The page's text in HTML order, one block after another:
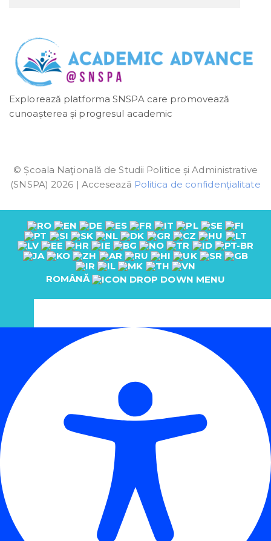
Explorează platforma SNSPA care promovează
cunoașterea și progresul academic
© Școala Naţională de Studii Politice și Administrative
(SNSPA) 2026 | Accesează Politica de confidenţialitate
ROMÂNĂ